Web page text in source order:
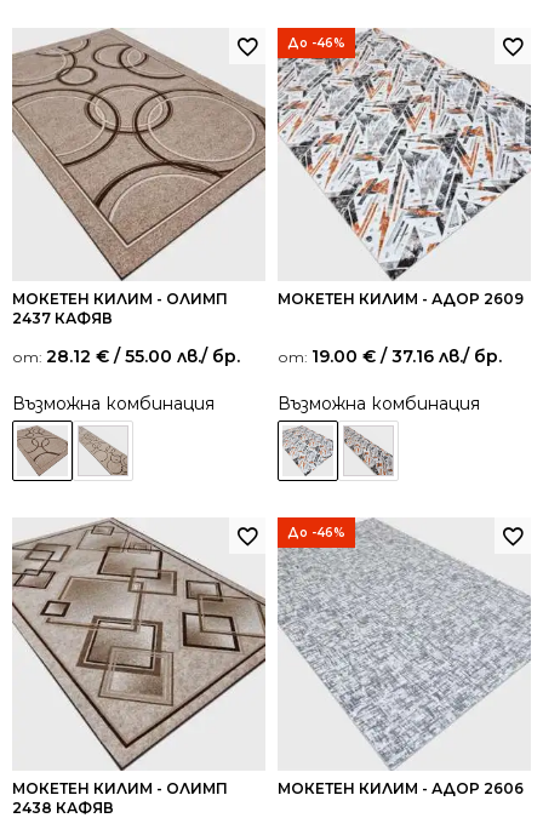
МОКЕТЕН КИЛИМ - ОЛИМП
2437 КАФЯВ
от: 28.12 € / 55.00 лв./ бр.
Възможна комбинация
До -46%
МОКЕТЕН КИЛИМ - АДОР 2609
от: 19.00 € / 37.16 лв./ бр.
Възможна комбинация
МОКЕТЕН КИЛИМ - ОЛИМП
2438 КАФЯВ
До -46%
МОКЕТЕН КИЛИМ - АДОР 2606